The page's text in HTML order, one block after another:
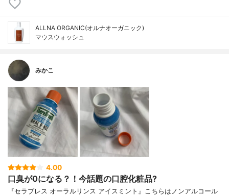
ALLNA ORGANIC(オルナオーガニック)
マウスウォッシュ
みかこ
4.00
口臭が0になる？！今話題の口腔化粧品?
『セラブレス オーラルリンス アイスミント』こちらはノンアルコール